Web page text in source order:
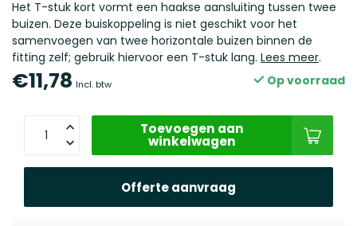
Het T-stuk kort vormt een haakse aansluiting tussen twee
buizen. Deze buiskoppeling is niet geschikt voor het
samenvoegen van twee horizontale buizen binnen de
fitting zelf; gebruik hiervoor een T-stuk lang. Lees meer.
€11,78 Incl. btw Op voorraad
Toevoegen aan
winkelwagen
Offerte aanvraag